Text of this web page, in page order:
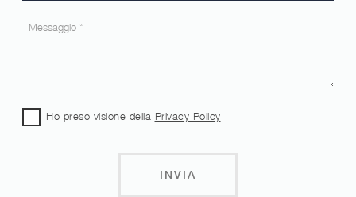
Ho preso visione della Privacy Policy
INVIA